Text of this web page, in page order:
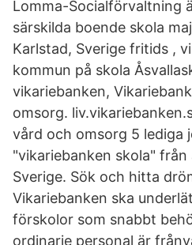
Lomma-Socialförvaltning
särskilda boende skola
Karlstad, Sverige fritids ,
kommun på skola
vikariebanken,
omsorg.
vård och omsorg 5 lediga
"vikariebanken skola"
Sverige. Sök och hitta
Vikariebanken ska
förskolor som snabbt
ordinarie personal är